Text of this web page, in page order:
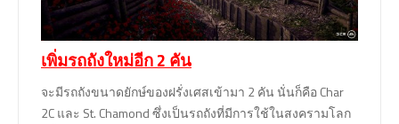
เพิ่มรถถังใหม่อีก 2 คัน
จะมีรถถังขนาดยักษ์ของฝรั่งเศสเข้ามา 2 คัน นั่นก็คือ Char
2C และ St. Chamond ซึ่งเป็นรถถังที่มีการใช้ในสงครามโลก